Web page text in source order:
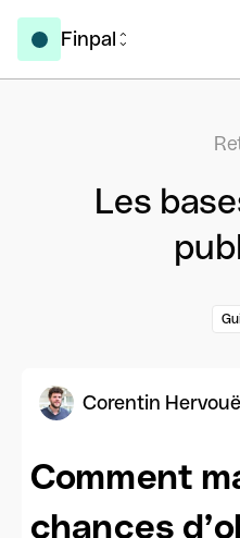
Finpal
Les
Corentin
Comment
chances